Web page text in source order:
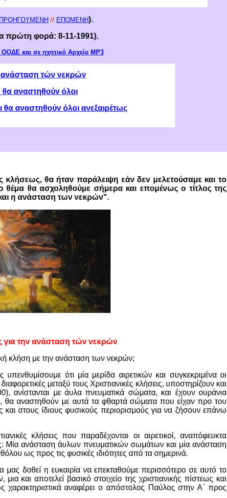
ΠΡΟΗΓΟΥΜΕΝΗ // ΕΠΟΜΕΝΗ).
πρώτη φορά: 8-11-1991).
και σε ηχητικό Αρχείο MP3
ανάσταση τών νεκρών
θα αναστηθούν όλοι
θα αναστηθούν όλοι ανεξαιρέτως
κλήσεως, θα ήταν παράλειψη εάν δεν μελετούσαμε και το
θα ασχοληθούμε σήμερα και επομένως ο τίτλος της
η ανάσταση των νεκρών".
για την ανάσταση τών νεκρών
κλήση με την ανάσταση των νεκρών;
ότι μία μερίδα αιρετικών και συγκεκριμένα οι
μεταξύ τους Χριστιανικές κλήσεις, υποστηρίζουν και
ανίστανται με άυλα πνευματικά σώματα, και έχουν ουράνια
θα αναστηθούν με αυτά τα φθαρτά σώματα που είχαν προ του
και στους ίδιους φυσικούς περιορισμούς για να ζήσουν επάνω
κλήσεις που παραδέχονται οι αιρετικοί, αναπόφευκτα
Μία ανάσταση άυλων πνευματικών σωμάτων και μία ανάσταση
ως προς τις φυσικές ιδιότητες από τα σημερινά.
δοθεί η ευκαιρία να επεκταθούμε περισσότερο σε αυτό το
και αποτελεί βασικό στοιχείο της χριστιανικής πίστεως και
χαρακτηριστικά αναφέρει ο απόστολος Παύλος στην Α΄ προς